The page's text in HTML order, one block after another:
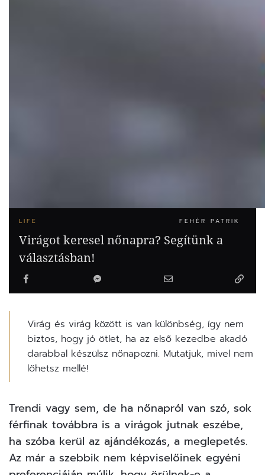
LIFE FEHÉR PATRIK
Virágot keresel nőnapra? Segítünk a
választásban!
Virág és virág között is van különbség, így nem
biztos, hogy jó ötlet, ha az első kezedbe akadó
darabbal készülsz nőnapozni. Mutatjuk, mivel nem
lőhetsz mellé!
Trendi vagy sem, de ha nőnapról van szó, sok
férfinak továbbra is a virágok jutnak eszébe,
ha szóba kerül az ajándékozás, a meglepetés.
Az már a szebbik nem képviselőinek egyéni